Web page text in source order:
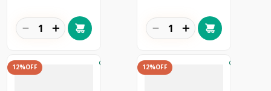
＋
－ ＋
－
12%OFF 12%OFF